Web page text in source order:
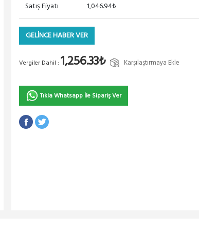
Satış Fiyatı 1,046.94₺
GELİNCE HABER VER
Vergiler Dahil : 1,256.33₺ Karşılaştırmaya Ekle
Tıkla Whatsapp İle Sipariş Ver